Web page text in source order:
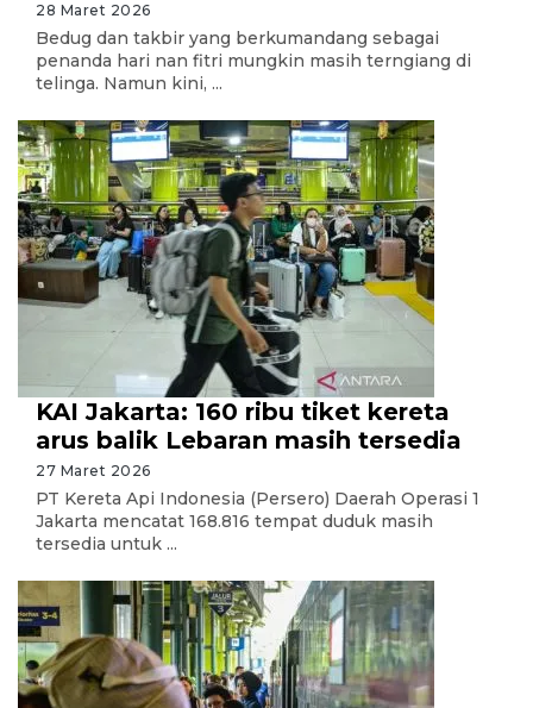
28 Maret 2026
Bedug dan takbir yang berkumandang sebagai
penanda hari nan fitri mungkin masih terngiang di
telinga. Namun kini, ...
KAI Jakarta: 160 ribu tiket kereta
arus balik Lebaran masih tersedia
27 Maret 2026
PT Kereta Api Indonesia (Persero) Daerah Operasi 1
Jakarta mencatat 168.816 tempat duduk masih
tersedia untuk ...